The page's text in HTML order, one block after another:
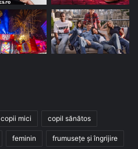
copii mici copil sănătos
feminin frumusețe și îngrijire